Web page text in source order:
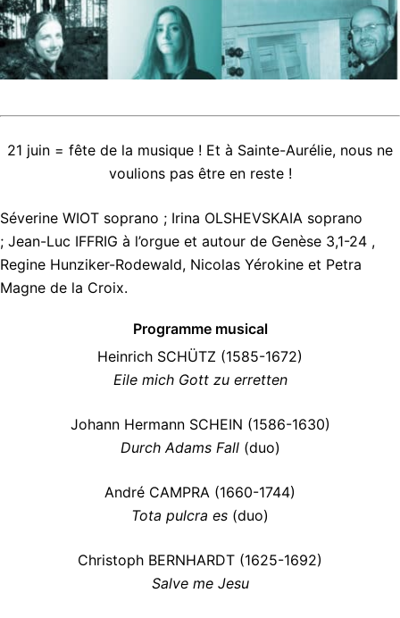
21 juin = fête de la musique ! Et à Sainte-Aurélie, nous ne
voulions pas être en reste !
Séverine WIOT soprano ; Irina OLSHEVSKAIA soprano
; Jean-Luc IFFRIG à l’orgue et autour de Genèse 3,1-24 ,
Regine Hunziker-Rodewald, Nicolas Yérokine et Petra
Magne de la Croix.
Programme musical
Heinrich SCHÜTZ (1585-1672)
Eile mich Gott zu erretten
Johann Hermann SCHEIN (1586-1630)
Durch Adams Fall(duo)
André CAMPRA (1660-1744)
Tota pulcra es (duo)
Christoph BERNHARDT (1625-1692)
Salve me Jesu